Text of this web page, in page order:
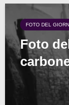
FOTO DEL
Foto